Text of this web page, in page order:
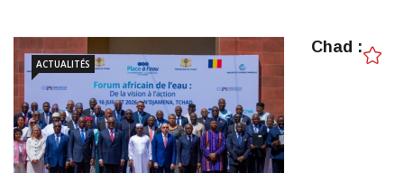
ACTUALITÉS
Chad :